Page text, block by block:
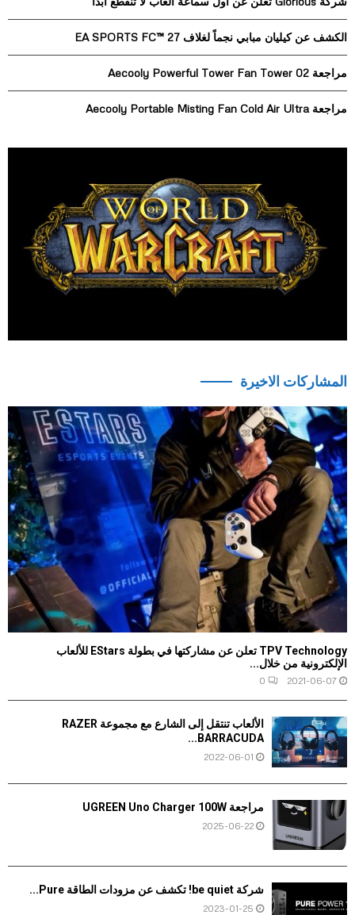
:
C
H
الكشف عن كيليان مبابي نجماً لغلاف EA SPORTS FC™ 27
مراجعة Aecooly Powerful Tower Fan Tower 02
مراجعة Aecooly Portable Misting Fan Cold Air Ultra
المشاركات الاخيرة
TPV Technology تعلن عن مشاركتها في بطولة EStars للألعاب
الإلكترونية من خلال...
2021-06-07
0
الألعاب تنتقل إلى الشارع مع مجموعة RAZER
BARRACUDA...
2022-06-01
مراجعة UGREEN Uno Charger 100W
2025-06-22
شركة be quiet! تكشف عن مزودات الطاقة Pure...
2023-01-25